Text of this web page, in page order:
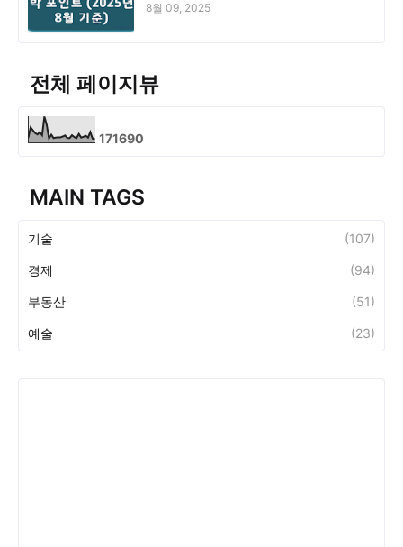
8월 09, 2025
전체 페이지뷰
171690
MAIN TAGS
기술 (107)
경제 (94)
부동산 (51)
예술 (23)